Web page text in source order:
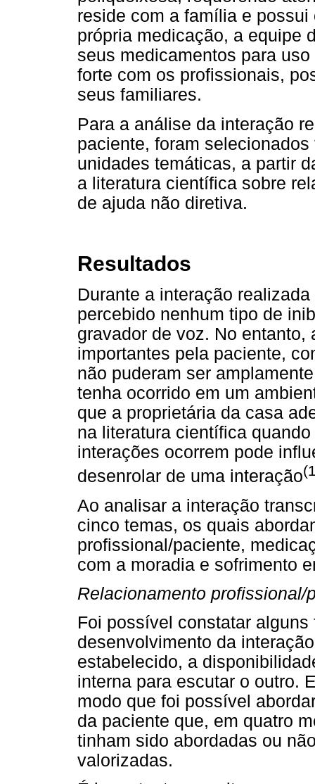
reside com a família e
própria medicação, a equipe
seus medicamentos para
forte com os profissionais,
seus familiares.
Para a análise da interação
paciente, foram
unidades temáticas, a partir
a literatura científica sobre
de ajuda não diretiva.
Resultados
Durante a interação
percebido nenhum tipo de
gravador de voz. No
importantes pela paciente,
não puderam ser
tenha ocorrido em um
que a proprietária da casa
na literatura científica
interações ocorrem pode
desenrolar de uma interação
Ao analisar a interação
cinco temas, os quais
profissional/paciente,
com a moradia e sofrimento
Relacionamento profissional/
Foi possível constatar
desenvolvimento da
estabelecido, a
interna para escutar o outro.
modo que foi possível
da paciente que, em quatro
tinham sido abordadas ou
valorizadas.